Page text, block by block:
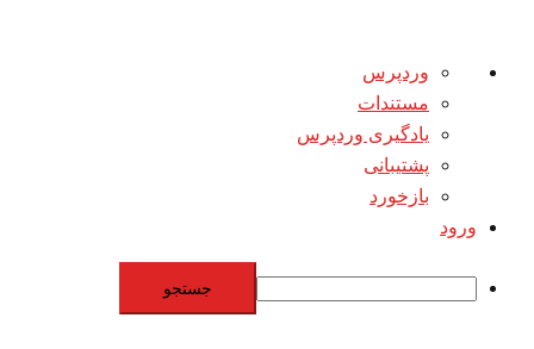
درباره
وردپرس
وردپرس
مستندات
یادگیری وردپرس
پشتیبانی
بازخورد
ورود
جستجو